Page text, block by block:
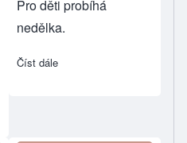
Pro děti probíhá
nedělka.
Číst dále